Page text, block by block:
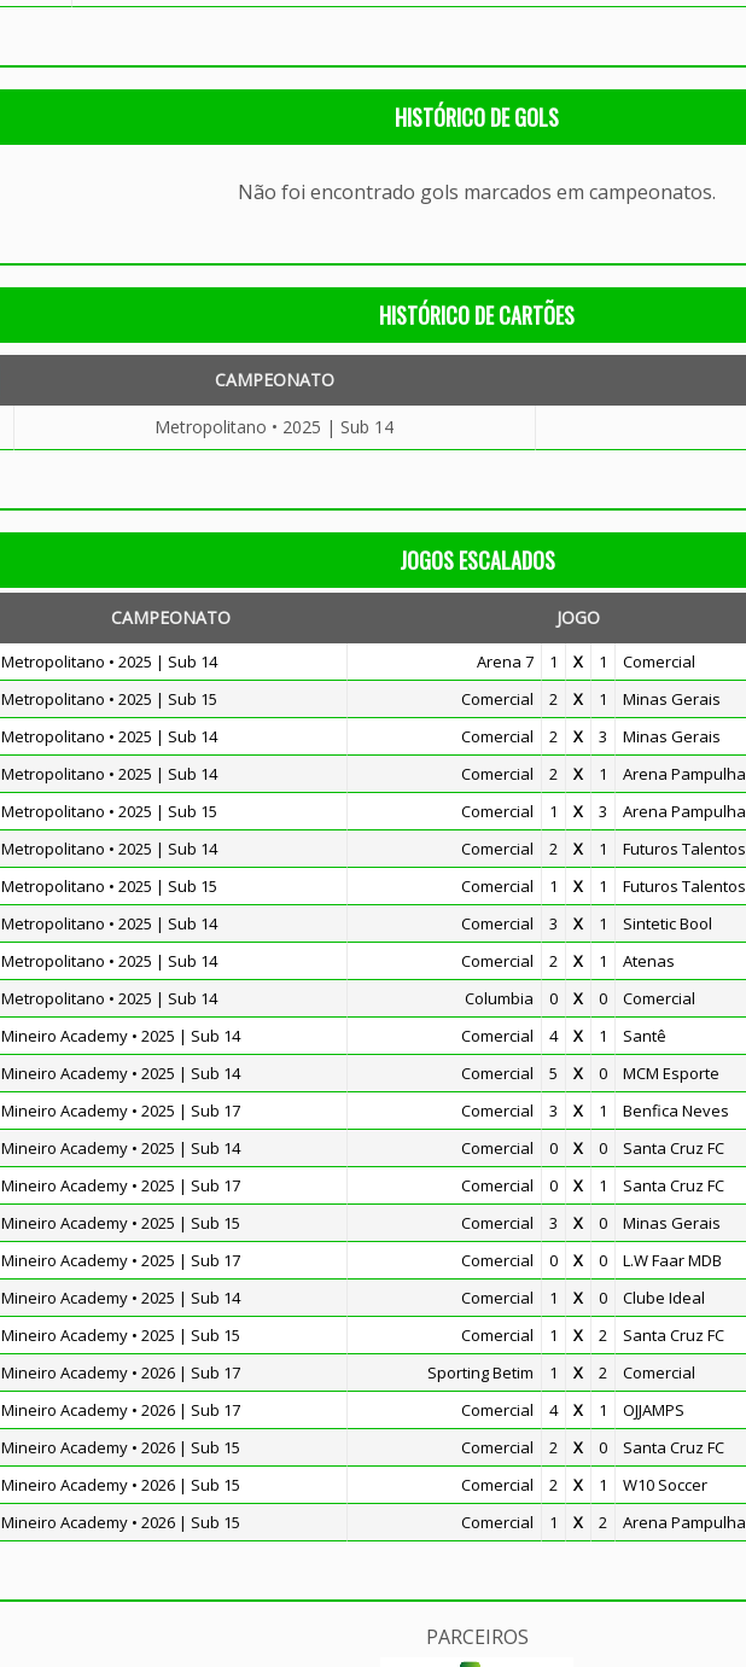
HISTÓRICO DE GOLS
Não foi encontrado gols marcados em campeonatos.
HISTÓRICO DE CARTÕES
CAMPEONATO
Metropolitano • 2025 | Sub 14
JOGOS ESCALADOS
CAMPEONATO JOGO
Metropolitano • 2025 | Sub 14 Arena 7 1 X 1 Comercial
Metropolitano • 2025 | Sub 15 Comercial 2 X 1 Minas Gerais
Metropolitano • 2025 | Sub 14 Comercial 2 X 3 Minas Gerais
Metropolitano • 2025 | Sub 14 Comercial 2 X 1 Arena Pampulha
Metropolitano • 2025 | Sub 15 Comercial 1 X 3 Arena Pampulha
Metropolitano • 2025 | Sub 14 Comercial 2 X 1 Futuros Talentos
Metropolitano • 2025 | Sub 15 Comercial 1 X 1 Futuros Talentos
Metropolitano • 2025 | Sub 14 Comercial 3 X 1 Sintetic Bool
Metropolitano • 2025 | Sub 14 Comercial 2 X 1 Atenas
Metropolitano • 2025 | Sub 14 Columbia 0 X 0 Comercial
Mineiro Academy • 2025 | Sub 14 Comercial 4 X 1 Santê
Mineiro Academy • 2025 | Sub 14 Comercial 5 X 0 MCM Esporte
Mineiro Academy • 2025 | Sub 17 Comercial 3 X 1 Benfica Neves
Mineiro Academy • 2025 | Sub 14 Comercial 0 X 0 Santa Cruz FC
Mineiro Academy • 2025 | Sub 17 Comercial 0 X 1 Santa Cruz FC
Mineiro Academy • 2025 | Sub 15 Comercial 3 X 0 Minas Gerais
Mineiro Academy • 2025 | Sub 17 Comercial 0 X 0 L.W Faar MDB
Mineiro Academy • 2025 | Sub 14 Comercial 1 X 0 Clube Ideal
Mineiro Academy • 2025 | Sub 15 Comercial 1 X 2 Santa Cruz FC
Mineiro Academy • 2026 | Sub 17 Sporting Betim 1 X 2 Comercial
Mineiro Academy • 2026 | Sub 17 Comercial 4 X 1 OJJAMPS
Mineiro Academy • 2026 | Sub 15 Comercial 2 X 0 Santa Cruz FC
Mineiro Academy • 2026 | Sub 15 Comercial 2 X 1 W10 Soccer
Mineiro Academy • 2026 | Sub 15 Comercial 1 X 2 Arena Pampulha
PARCEIROS